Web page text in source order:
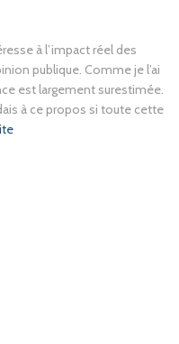
à l’impact réel des
publique. Comme je l’ai
est largement surestimée.
à ce propos si toute cette